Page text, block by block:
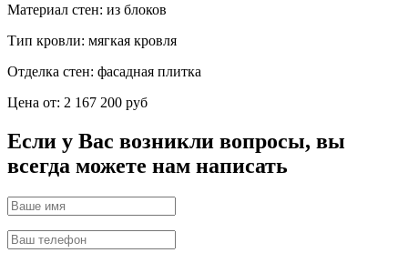
Материал стен: из блоков
Тип кровли: мягкая кровля
Отделка стен: фасадная плитка
Цена от: 2 167 200 руб
Если у Вас возникли вопросы, вы
всегда можете нам написать